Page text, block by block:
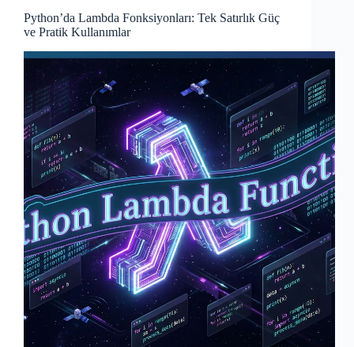
Python’da Lambda Fonksiyonları: Tek Satırlık Güç
ve Pratik Kullanımlar